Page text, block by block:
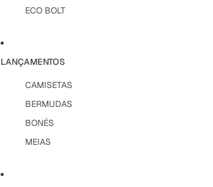
ECO BOLT
LANÇAMENTOS
CAMISETAS
BERMUDAS
BONÉS
MEIAS